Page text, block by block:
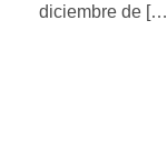
diciembre de